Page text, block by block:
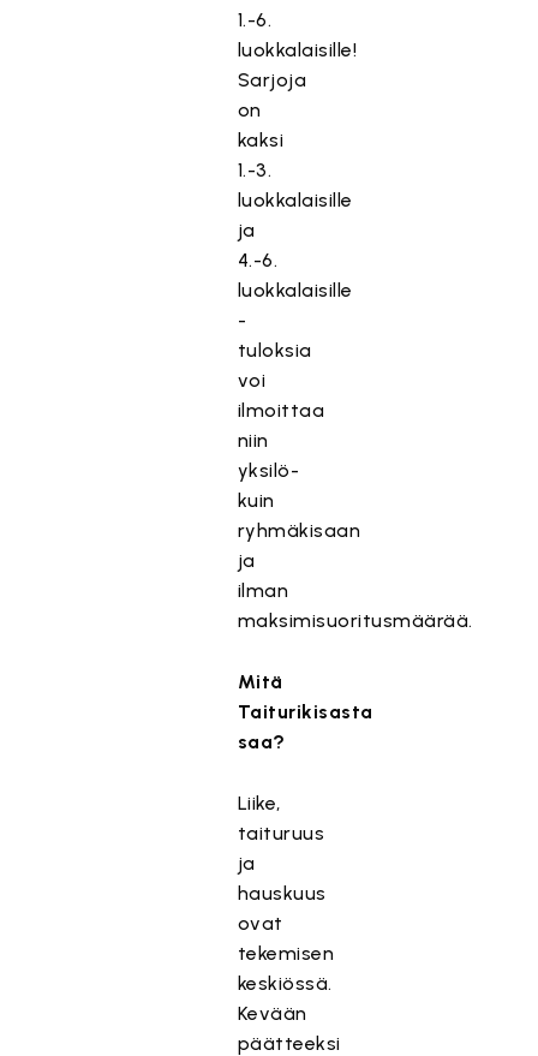
1.-6.
luokkalaisille!
Sarjoja
on
kaksi
1.-3.
luokkalaisille
ja
4.-6.
luokkalaisille
-
tuloksia
voi
ilmoittaa
niin
yksilö-
kuin
ryhmäkisaan
ja
ilman
maksimisuoritusmäärää.
Mitä
Taiturikisasta
saa?
Liike,
taituruus
ja
hauskuus
ovat
tekemisen
keskiössä.
Kevään
päätteeksi